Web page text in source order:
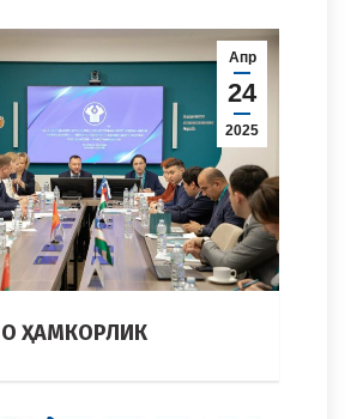
Апр
24
2025
ҲАМКОРЛИК